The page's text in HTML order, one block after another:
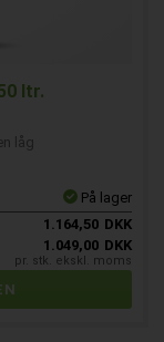
ltr.
låg
På lager
1.164,50 DKK
1.049,00 DKK
pr. stk. ekskl. moms